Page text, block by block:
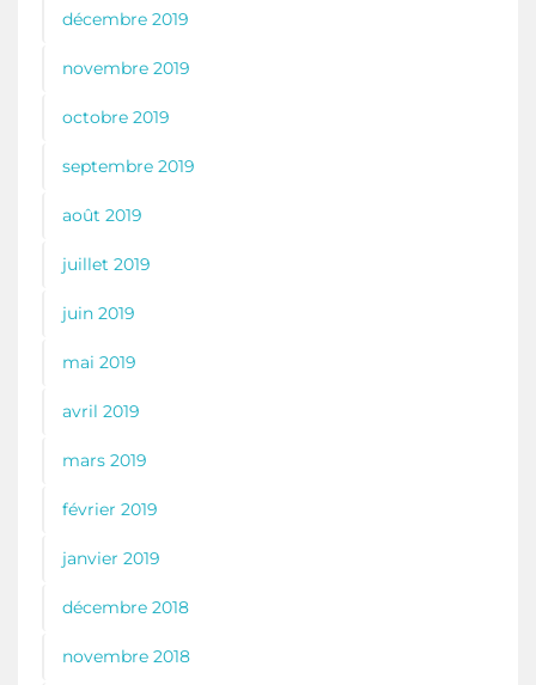
décembre 2019
novembre 2019
octobre 2019
septembre 2019
août 2019
juillet 2019
juin 2019
mai 2019
avril 2019
mars 2019
février 2019
janvier 2019
décembre 2018
novembre 2018